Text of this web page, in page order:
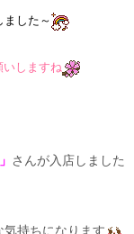
ました～
いしますね
さんが入店しました
持ちになります